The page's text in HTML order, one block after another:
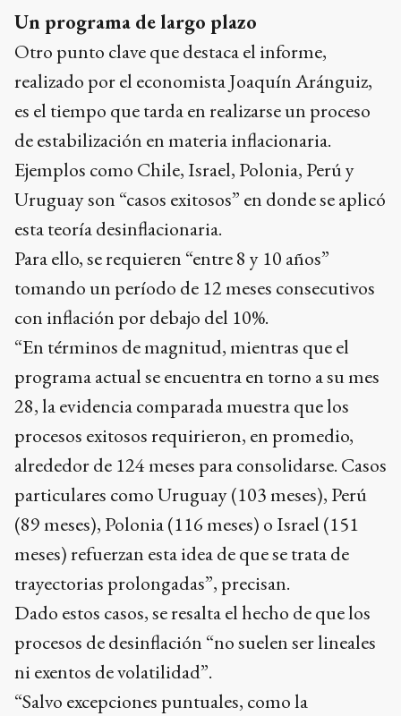
Un programa de largo plazo
Otro punto clave que destaca el informe,
realizado por el economista Joaquín Aránguiz,
es el tiempo que tarda en realizarse un proceso
de estabilización en materia inflacionaria.
Ejemplos como Chile, Israel, Polonia, Perú y
Uruguay son “casos exitosos” en donde se aplicó
esta teoría desinflacionaria.
Para ello, se requieren “entre 8 y 10 años”
tomando un período de 12 meses consecutivos
con inflación por debajo del 10%.
“En términos de magnitud, mientras que el
programa actual se encuentra en torno a su mes
28, la evidencia comparada muestra que los
procesos exitosos requirieron, en promedio,
alrededor de 124 meses para consolidarse. Casos
particulares como Uruguay (103 meses), Perú
(89 meses), Polonia (116 meses) o Israel (151
meses) refuerzan esta idea de que se trata de
trayectorias prolongadas”, precisan.
Dado estos casos, se resalta el hecho de que los
procesos de desinflación “no suelen ser lineales
ni exentos de volatilidad”.
“Salvo excepciones puntuales, como la